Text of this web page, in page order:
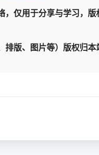
，仅用于分享与学习，
版、图片等）版权归